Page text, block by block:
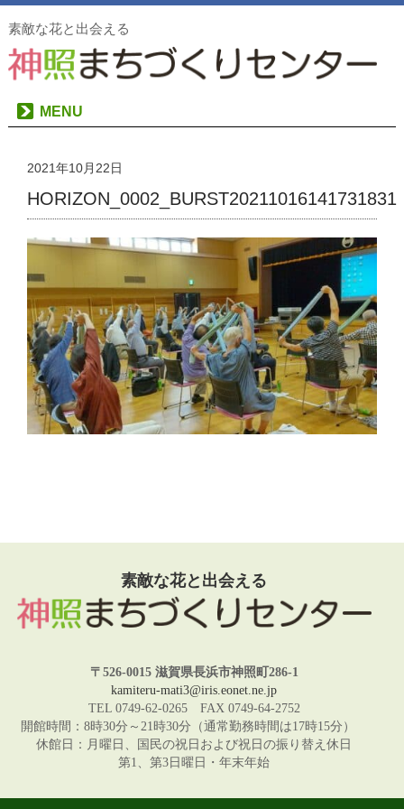
素敵な花と出会える
MENU
2021年10月22日
HORIZON_0002_BURST20211016141731831
素敵な花と出会える
〒526-0015 滋賀県長浜市神照町286-1
kamiteru-mati3@iris.eonet.ne.jp
TEL 0749-62-0265 FAX 0749-64-2752
開館時間：8時30分～21時30分（通常勤務時間は17時15分）
休館日：月曜日、国民の祝日および祝日の振り替え休日
第1、第3日曜日・年末年始